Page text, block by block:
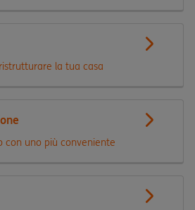
la tua casa
con uno più conveniente